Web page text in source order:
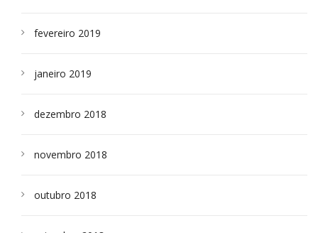
fevereiro 2019
janeiro 2019
dezembro 2018
novembro 2018
outubro 2018